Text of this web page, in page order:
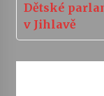
Dětské
v Jihlavě